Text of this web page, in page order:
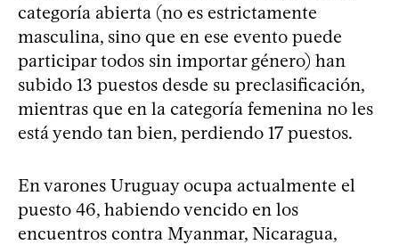
categoría abierta (no es estrictamente
masculina, sino que en ese evento puede
participar todos sin importar género) han
subido 13 puestos desde su preclasificación,
mientras que en la categoría femenina no les
está yendo tan bien, perdiendo 17 puestos.
En varones Uruguay ocupa actualmente el
puesto 46, habiendo vencido en los
encuentros contra Myanmar, Nicaragua,